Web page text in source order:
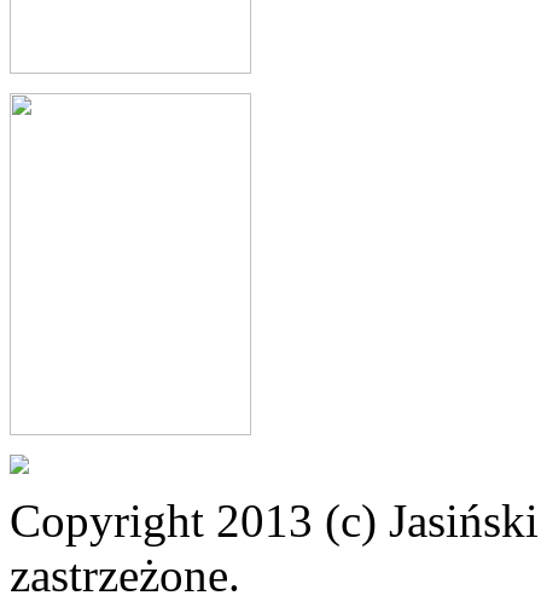
Copyright 2013 (c)
zastrzeżone.